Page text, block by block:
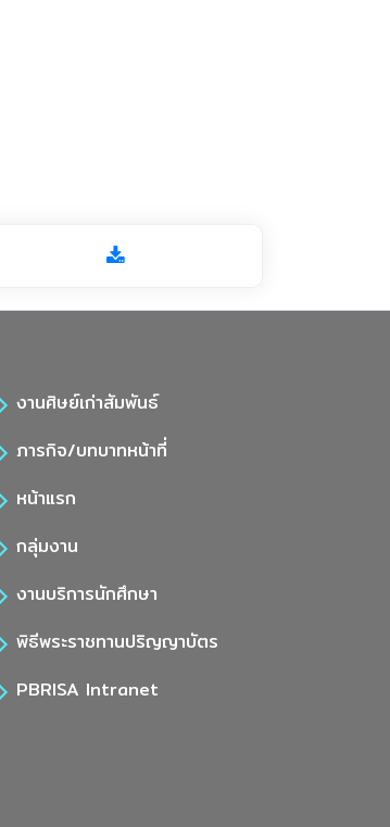
งานศิษย์เก่าสัมพันธ์
ภารกิจ/บทบาทหน้าที่
หน้าแรก
กลุ่มงาน
งานบริการนักศึกษา
พิธีพระราชทานปริญญาบัตร
PBRISA Intranet